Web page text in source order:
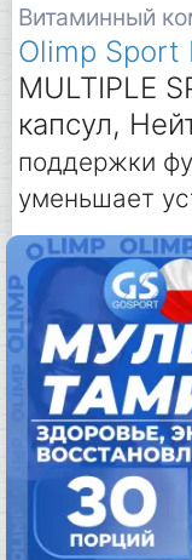
Витаминный
Olimp Sport
MULTIPLE
капсул,
поддержки
уменьшает